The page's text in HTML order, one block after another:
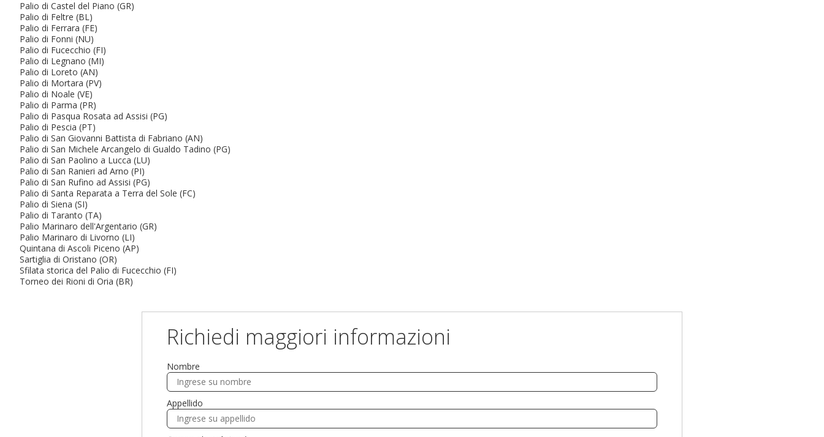
Palio di Castel del Piano (GR)
Palio di Feltre (BL)
Palio di Ferrara (FE)
Palio di Fonni (NU)
Palio di Fucecchio (FI)
Palio di Legnano (MI)
Palio di Loreto (AN)
Palio di Mortara (PV)
Palio di Noale (VE)
Palio di Parma (PR)
Palio di Pasqua Rosata ad Assisi (PG)
Palio di Pescia (PT)
Palio di San Giovanni Battista di Fabriano (AN)
Palio di San Michele Arcangelo di Gualdo Tadino (PG)
Palio di San Paolino a Lucca (LU)
Palio di San Ranieri ad Arno (PI)
Palio di San Rufino ad Assisi (PG)
Palio di Santa Reparata a Terra del Sole (FC)
Palio di Siena (SI)
Palio di Taranto (TA)
Palio Marinaro dell'Argentario (GR)
Palio Marinaro di Livorno (LI)
Quintana di Ascoli Piceno (AP)
Sartiglia di Oristano (OR)
Sfilata storica del Palio di Fucecchio (FI)
Torneo dei Rioni di Oria (BR)
Richiedi maggiori informazioni
Nombre
Appellido